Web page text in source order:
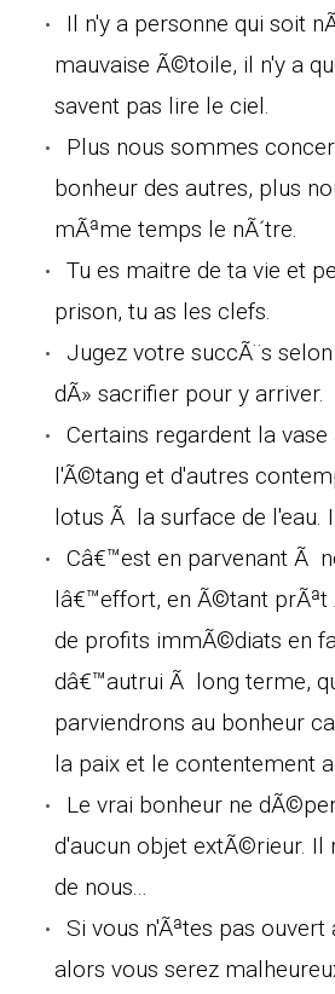
Il n'y a personne qui soit
mauvaise Ã©toile, il n'y a
savent pas lire le ciel.
Plus nous sommes
bonheur des autres, plus
mÃªme temps le nÃ´tre.
Tu es maitre de ta vie et
prison, tu as les clefs.
Jugez votre succÃ¨s
dÃ» sacrifier pour y arriver.
Certains regardent la vase
l'Ã©tang et d'autres
lotus Ã la surface de l'eau.
Câ€™est en parvenant Ã
lâ€™effort, en Ã©tant
de profits immÃ©diats en
dâ€™autrui Ã long terme,
parviendrons au bonheur
la paix et le contentement
Le vrai bonheur ne
d'aucun objet extÃ©rieur. Il
de nous...
Si vous n'Ãªtes pas ouvert
alors vous serez